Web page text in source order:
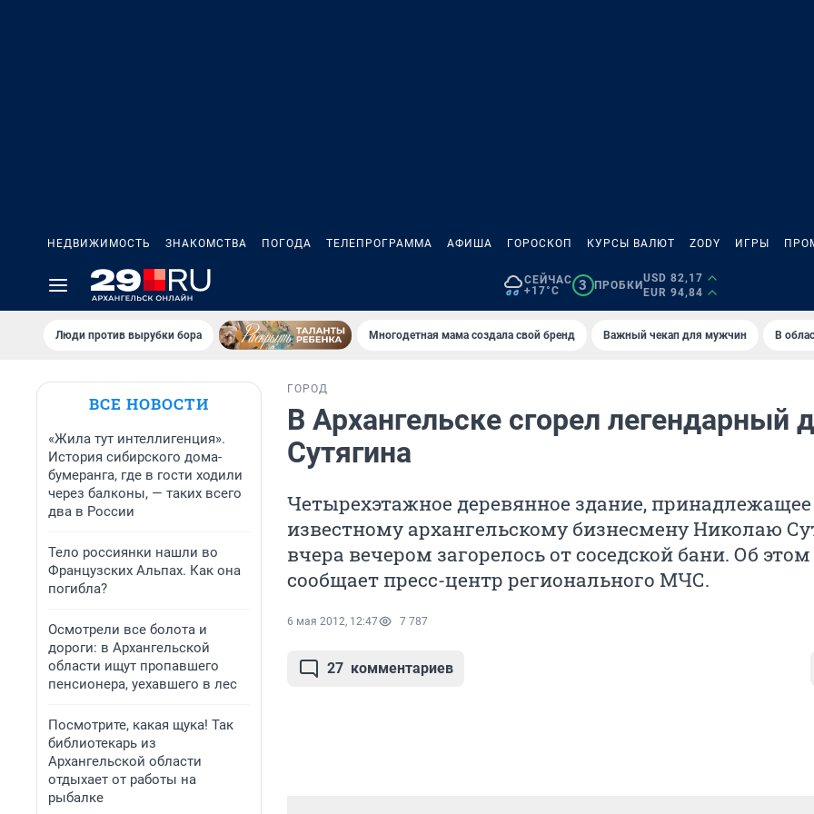
НЕДВИЖИМОСТЬ ЗНАКОМСТВА ПОГОДА ТЕЛЕПРОГРАММА АФИША ГОРОСКОП КУРСЫ ВАЛЮТ ZODY ИГРЫ
СЕЙЧАС
+17°C
3 ПРОБКИ
USD 82,17
EUR 94,84
Люди против вырубки бора Многодетная мама создала свой бренд Важный чекап для мужчин В
ВСЕ НОВОСТИ
«Жила тут интеллигенция».
История сибирского дома-
бумеранга, где в гости ходили
через балконы, — таких всего
два в России
Тело россиянки нашли во
Французских Альпах. Как она
погибла?
Осмотрели все болота и
дороги: в Архангельской
области ищут пропавшего
пенсионера, уехавшего в лес
Посмотрите, какая щука! Так
библиотекарь из
Архангельской области
отдыхает от работы на
рыбалке
ГОРОД
В Архангельске сгорел легендарный
Сутягина
Четырехэтажное деревянное здание, принадлежащее
известному архангельскому бизнесмену Николаю
вчера вечером загорелось от соседской бани. Об этом
сообщает пресс-центр регионального МЧС.
6 мая 2012, 12:47 7 787
27 комментариев